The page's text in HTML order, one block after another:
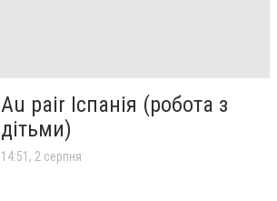
Au pair Іспанія (робота з
дітьми)
14:51, 2 серпня